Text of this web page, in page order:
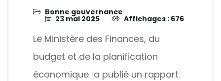
Bonne gouvernance
23 mai 2025 Affichages : 676
Le Ministère des Finances, du
budget et de la planification
économique a publié un rapport